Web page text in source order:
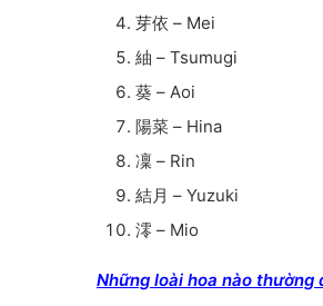
芽依 – Mei
紬 – Tsumugi
葵 – Aoi
陽菜 – Hina
凜 – Rin
結月 – Yuzuki
澪 – Mio
Những loài hoa nào thường